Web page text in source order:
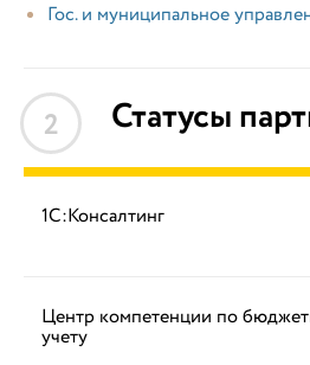
Гос. и муниципальное
2 Статусы
1С:Консалтинг
Центр компетенции по
учету